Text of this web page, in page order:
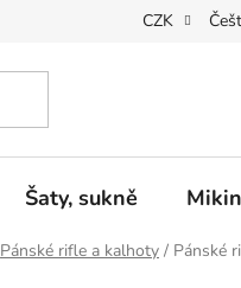
Dárkové
CZK
Šaty, sukně
Pánské rifle a kalhoty / Pánské